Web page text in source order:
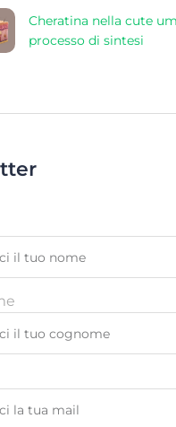
Cheratina nella cute
processo di sintesi